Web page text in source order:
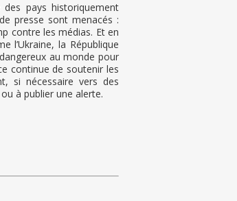
des pays historiquement
presse sont menacés :
contre les médias. Et en
l’Ukraine, la République
au monde pour
continue de soutenir les
si nécessaire vers des
à publier une alerte.